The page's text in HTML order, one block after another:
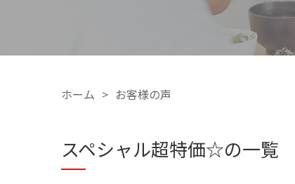
ホーム お客様の声
スペシャル超特価☆の一覧